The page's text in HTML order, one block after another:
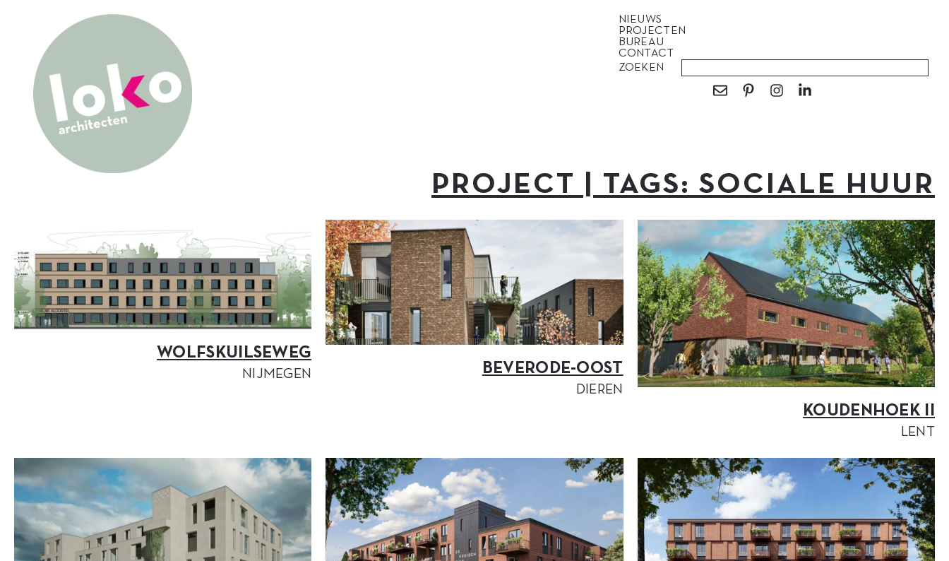
NIEUWS
PROJECTEN
BUREAU
CONTACT
ZOEKEN
PROJECT | TAGS: SOCIALE HUUR
WOLFSKUILSEWEG
NIJMEGEN BEVERODE-OOST
DIEREN
KOUDENHOEK II
LENT